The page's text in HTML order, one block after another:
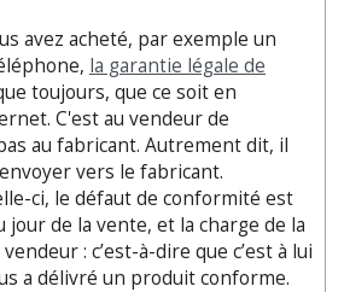
avez acheté, par exemple un
la garantie légale de
toujours, que ce soit en
C'est au vendeur de
au fabricant. Autrement dit, il
vers le fabricant.
ci, le défaut de conformité est
jour de la vente, et la charge de la
: c’est-à-dire que c’est à lui
a délivré un produit conforme.